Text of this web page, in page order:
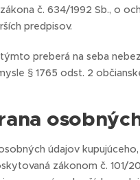
č. 634/1992 Sb., o
predpisov.
týmto preberá na seba
§ 1765 odst. 2
údajov
zákonom č. 101/